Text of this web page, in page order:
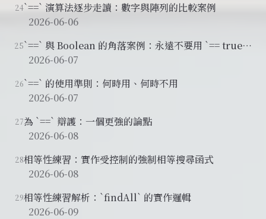
24`==` 演算法逐步走讀：數字與陣列的比較案例
2026-06-06
25`==` 與 Boolean 的角落案例：永遠不要用 `== true`
或 `== false`
2026-06-07
26`==` 的使用準則：何時用、何時不用
2026-06-07
27為 `==` 辯護：一個更強的論點
2026-06-08
28相等性練習：實作受控制的強制相等搜尋函式
2026-06-08
29相等性練習解析：`findAll` 的實作邏輯
2026-06-09